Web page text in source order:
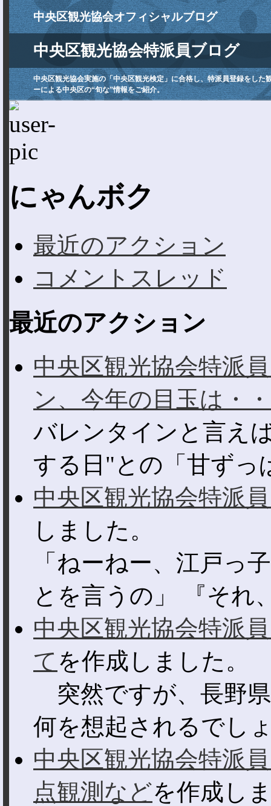
中央区観光協会オフィシャルブログ
中央区観光協会特派員ブログ
中央区観光協会実施の「中央区観光検定」に合格し、特派員登録をした
ーによる中央区の“旬な”情報をご紹介。
にゃんボク
最近のアクション
コメントスレッド
最近のアクション
中央区観光協会特派
ン、今年の目玉は・
バレンタインと言え
する日"との「甘ずっ
中央区観光協会特派
しました。
「ねーねー、江戸っ
とを言うの」 『それ
中央区観光協会特派
て を作成しました。
突然ですが、長野
何を想起されるでし
中央区観光協会特派
点観測などを作成し